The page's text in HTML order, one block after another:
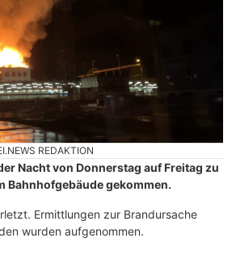
REDAKTION
Nacht von Donnerstag auf Freitag zu
Bahnhofgebäude gekommen.
Ermittlungen zur Brandursache
wurden aufgenommen.